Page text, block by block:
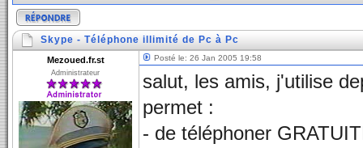
Skype - Téléphone illimité de Pc à Pc
Mezoued.fr.st
Administrateur
Posté le: 26 Jan 2005 19:58
salut, les amis, j'utilise
permet :
- de téléphoner